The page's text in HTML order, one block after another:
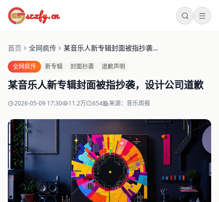
szxfy.cn
首页 全网疯传 某音乐人新专辑封面被指抄袭，设计公司道歉
全网疯传 新专辑 封面抄袭 道歉声明
某音乐人新专辑封面被指抄袭，设计公司道歉
2026-05-09 17:30 11.2万 654 来源：音乐周报